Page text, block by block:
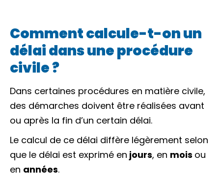
Comment calcule-t-on un
délai dans une procédure
civile ?
Dans certaines procédures en matière civile,
des démarches doivent être réalisées avant
ou après la fin d’un certain délai.
Le calcul de ce délai diffère légèrement selon
que le délai est exprimé en jours, en mois ou
en années.